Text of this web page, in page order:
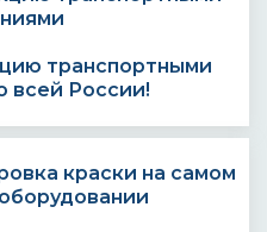
транспортными
всей России!